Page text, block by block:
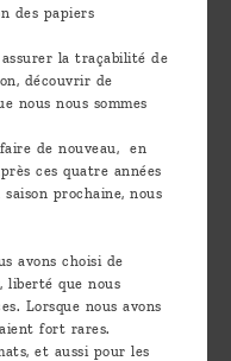
des papiers
la traçabilité de
découvrir de
nous nous sommes
de nouveau, en
ces quatre années
prochaine, nous
avons choisi de
liberté que nous
Lorsque nous avons
fort rares.
et aussi pour les